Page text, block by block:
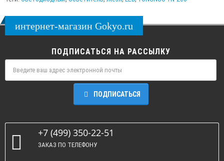
интернет-магазин Gokyo.ru
ПОДПИСАТЬСЯ НА РАССЫЛКУ
ПОДПИСАТЬСЯ
+7 (499) 350-22-51
ЗАКАЗ ПО ТЕЛЕФОНУ